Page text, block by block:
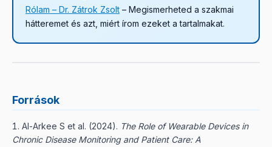
Rólam – Dr. Zátrok Zsolt – Megismerheted a szakmai
hátteremet és azt, miért írom ezeket a tartalmakat.
Források
Al-Arkee S et al. (2024). The Role of Wearable Devices in
Chronic Disease Monitoring and Patient Care: A